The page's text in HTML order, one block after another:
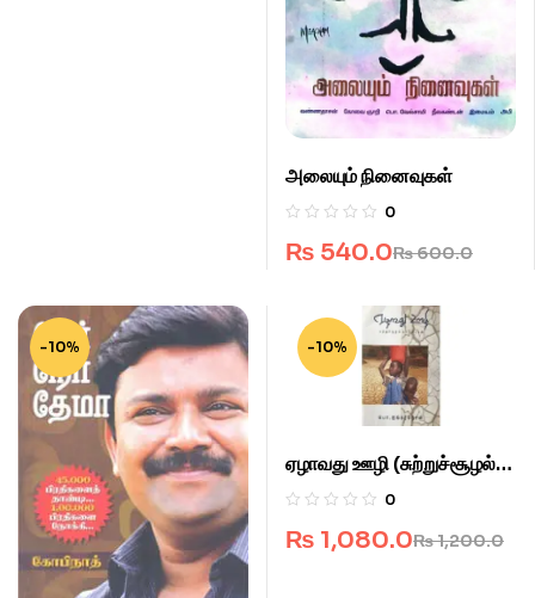
அலையும் நினைவுகள்
0
₨600.0
₨ 540.0
-10% -10%
ஏழாவது ஊழி (சுற்றுச்சூழல்
கட்டுரைகள்.)0
₨1,200.0
₨ 1,080.0